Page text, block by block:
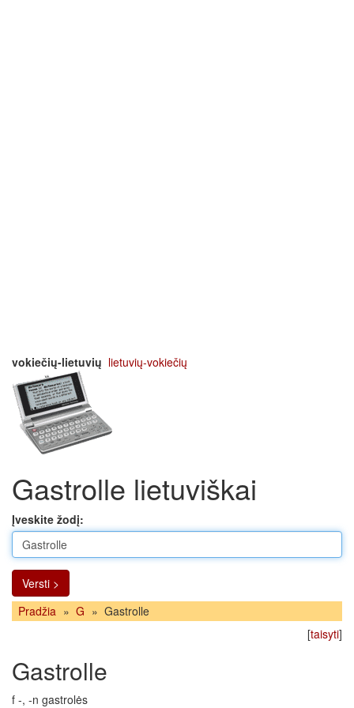
vokiečių-lietuvių lietuvių-vokiečių
Gastrolle lietuviškai
Įveskite žodį:
Versti >
Pradžia » G » Gastrolle
[taisyti]
Gastrolle
f -, -n gastrolės